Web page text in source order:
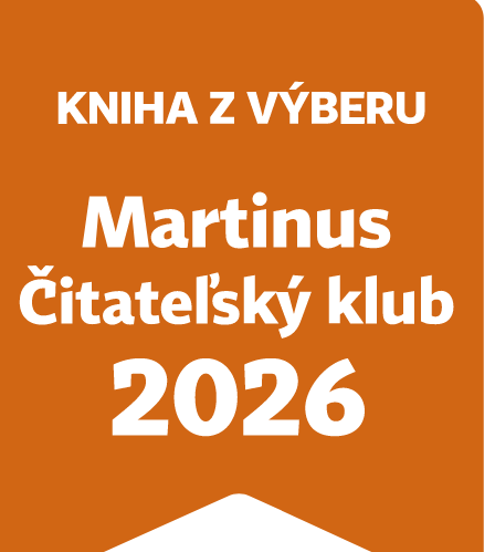
Vyhľadávanie
Prihlásiť
Vyhľadávanie